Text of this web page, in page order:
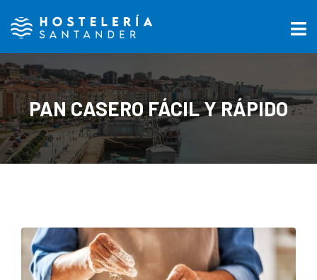
PAN CASERO FÁCIL Y RÁPIDO